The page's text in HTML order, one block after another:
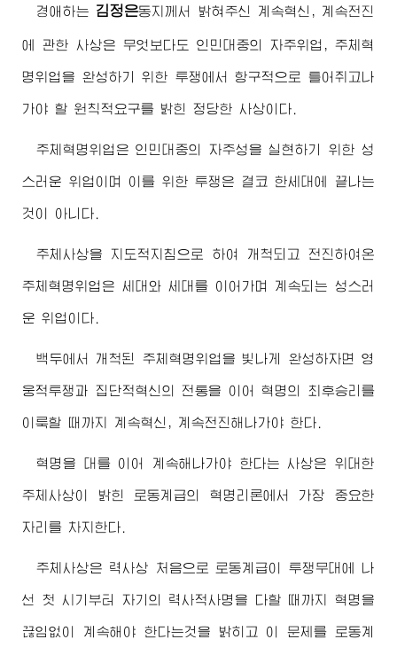
경애하는 김정은동지 께서 밝혀주신 계속혁신, 계속전진
에 관한 사상은 무엇보다도 인민대중의 자주위업, 주체혁
명위업을 완성하기 위한 투쟁에서 항구적으로 틀어쥐고나
가야 할 원칙적요구를 밝힌 정당한 사상이다.
주체혁명위업은 인민대중의 자주성을 실현하기 위한 성
스러운 위업이며 이를 위한 투쟁은 결코 한세대에 끝나는
것이 아니다.
주체사상을 지도적지침으로 하여 개척되고 전진하여온
주체혁명위업은 세대와 세대를 이어가며 계속되는 성스러
운 위업이다.
백두에서 개척된 주체혁명위업을 빛나게 완성하자면 영
웅적투쟁과 집단적혁신의 전통을 이어 혁명의 최후승리를
이룩할 때까지 계속혁신, 계속전진해나가야 한다.
혁명을 대를 이어 계속해나가야 한다는 사상은 위대한
주체사상이 밝힌 로동계급의 혁명리론에서 가장 중요한
자리를 차지한다.
주체사상은 력사상 처음으로 로동계급이 투쟁무대에 나
선 첫 시기부터 자기의 력사적사명을 다할 때까지 혁명을
끊임없이 계속해야 한다는것을 밝히고 이 문제를 로동계